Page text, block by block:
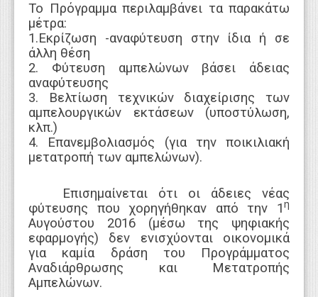
Το Πρόγραμμα περιλαμβάνει τα παρακάτω
μέτρα:
1.Εκρίζωση -αναφύτευση στην ίδια ή σε
άλλη θέση
2. Φύτευση αμπελώνων βάσει άδειας
αναφύτευσης
3. Βελτίωση τεχνικών διαχείρισης των
αμπελουργικών εκτάσεων (υποστύλωση,
κλπ.)
4. Επανεμβολιασμός (για την ποικιλιακή
μετατροπή των αμπελώνων).
Επισημαίνεται ότι οι άδειες νέας
φύτευσης που χορηγήθηκαν από την 1η
Αυγούστου 2016 (μέσω της ψηφιακής
εφαρμογής) δεν ενισχύονται οικονομικά
για καμία δράση του Προγράμματος
Αναδιάρθρωσης και Μετατροπής
Αμπελώνων.